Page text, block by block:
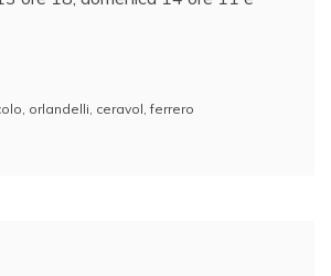
, orlandelli, ceravol,ferrero